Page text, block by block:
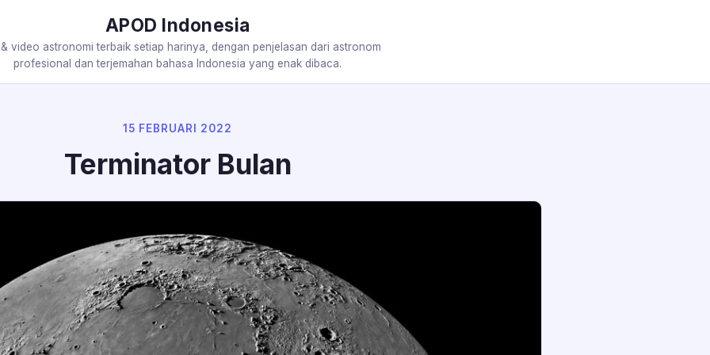
APOD Indonesia
video astronomi terbaik setiap harinya, dengan penjelasan dari astronom
profesional dan terjemahan bahasa Indonesia yang enak dibaca.
15 FEBRUARI 2022
Terminator Bulan